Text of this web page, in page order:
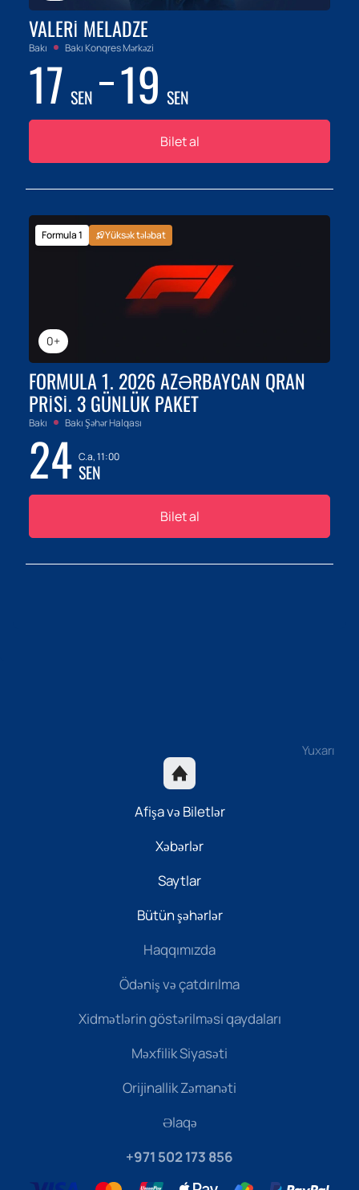
VALERI MELADZE
Bakı Bakı Konqres Mərkəzi
17 SEN 19 SEN
Bilet al
0+
Formula 1 Yüksək tələbat
FORMULA 1. 2026 AZƏRBAYCAN QRAN
PRISI. 3 GÜNLÜK PAKET
Bakı Bakı Şəhər Halqası
24 C.a, 11:00
SEN
Bilet al
Yuxarı
Afişa və Biletlər
Xəbərlər
Saytlar
Bütün şəhərlər
Haqqımızda
Ödəniş və çatdırılma
Xidmətlərin göstərilməsi qaydaları
Məxfilik Siyasəti
Orijinallik Zəmanəti
Əlaqə
+971 502 173 856